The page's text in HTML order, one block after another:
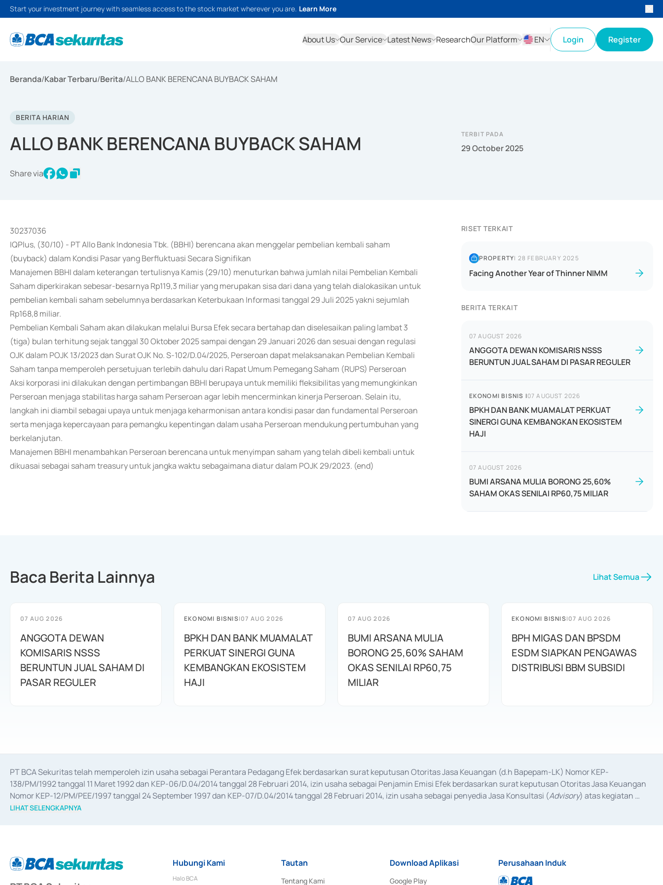
Start your investment journey with seamless access to the stock market wherever you are. Learn More
About Us Our Service Latest News ResearchOur Platform
EN
Login Register
Beranda/Kabar Terbaru/Berita/ALLO BANK BERENCANA BUYBACK SAHAM
BERITA HARIAN
ALLO BANK BERENCANA BUYBACK SAHAM
Share via
TERBIT PADA
29 October 2025
30237036
IQPlus, (30/10) - PT Allo Bank Indonesia Tbk. (BBHI) berencana akan menggelar pembelian kembali saham
(buyback) dalam Kondisi Pasar yang Berfluktuasi Secara Signifikan
Manajemen BBHI dalam keterangan tertulisnya Kamis (29/10) menuturkan bahwa jumlah nilai Pembelian Kembali
Saham diperkirakan sebesar-besarnya Rp119,3 miliar yang merupakan sisa dari dana yang telah dialokasikan untuk
pembelian kembali saham sebelumnya berdasarkan Keterbukaan Informasi tanggal 29 Juli 2025 yakni sejumlah
Rp168,8 miliar.
Pembelian Kembali Saham akan dilakukan melalui Bursa Efek secara bertahap dan diselesaikan paling lambat 3
(tiga) bulan terhitung sejak tanggal 30 Oktober 2025 sampai dengan 29 Januari 2026 dan sesuai dengan regulasi
OJK dalam POJK 13/2023 dan Surat OJK No. S-102/D.04/2025, Perseroan dapat melaksanakan Pembelian Kembali
Saham tanpa memperoleh persetujuan terlebih dahulu dari Rapat Umum Pemegang Saham (RUPS) Perseroan
Aksi korporasi ini dilakukan dengan pertimbangan BBHI berupaya untuk memiliki fleksibilitas yang memungkinkan
Perseroan menjaga stabilitas harga saham Perseroan agar lebih mencerminkan kinerja Perseroan. Selain itu,
langkah ini diambil sebagai upaya untuk menjaga keharmonisan antara kondisi pasar dan fundamental Perseroan
serta menjaga kepercayaan para pemangku kepentingan dalam usaha Perseroan mendukung pertumbuhan yang
berkelanjutan.
Manajemen BBHI menambahkan Perseroan berencana untuk menyimpan saham yang telah dibeli kembali untuk
dikuasai sebagai saham treasury untuk jangka waktu sebagaimana diatur dalam POJK 29/2023. (end)
RISET TERKAIT
PROPERTY| 28 FEBRUARY 2025
Facing Another Year of Thinner NIMM
BERITA TERKAIT
07 AUGUST 2026
ANGGOTA DEWAN KOMISARIS NSSS
BERUNTUN JUAL SAHAM DI PASAR REGULER
EKONOMI BISNIS |07 AUGUST 2026
BPKH DAN BANK MUAMALAT PERKUAT
SINERGI GUNA KEMBANGKAN EKOSISTEM
HAJI
07 AUGUST 2026
BUMI ARSANA MULIA BORONG 25,60%
SAHAM OKAS SENILAI RP60,75 MILIAR
Baca Berita Lainnya Lihat Semua
07 AUG 2026
ANGGOTA DEWAN
KOMISARIS NSSS
BERUNTUN JUAL SAHAM DI
PASAR REGULER
EKONOMI BISNIS|07 AUG 2026
BPKH DAN BANK MUAMALAT
PERKUAT SINERGI GUNA
KEMBANGKAN EKOSISTEM
HAJI
07 AUG 2026
BUMI ARSANA MULIA
BORONG 25,60% SAHAM
OKAS SENILAI RP60,75
MILIAR
EKONOMI BISNIS|07 AUG 2026
BPH MIGAS DAN BPSDM
ESDM SIAPKAN PENGAWAS
DISTRIBUSI BBM SUBSIDI
PT BCA Sekuritas telah memperoleh izin usaha sebagai Perantara Pedagang Efek berdasarkan surat keputusan Otoritas Jasa Keuangan (d.h Bapepam-LK) Nomor KEP-
138/PM/1992 tanggal 11 Maret 1992 dan KEP-06/D.04/2014 tanggal 28 Februari 2014, izin usaha sebagai Penjamin Emisi Efek berdasarkan surat keputusan Otoritas Jasa Keuangan
Nomor KEP-12/PM/PEE/1997 tanggal 24 September 1997 dan KEP-07/D.04/2014 tanggal 28 Februari 2014, izin usaha sebagai penyedia Jasa Konsultasi (Advisory) atas kegiatan
merger, akuisisi, divestasi, dan
LIHAT SELENGKAPNYA
Hubungi Kami
Halo BCA
Tautan
Tentang Kami
Download Aplikasi
Google Play
Perusahaan Induk